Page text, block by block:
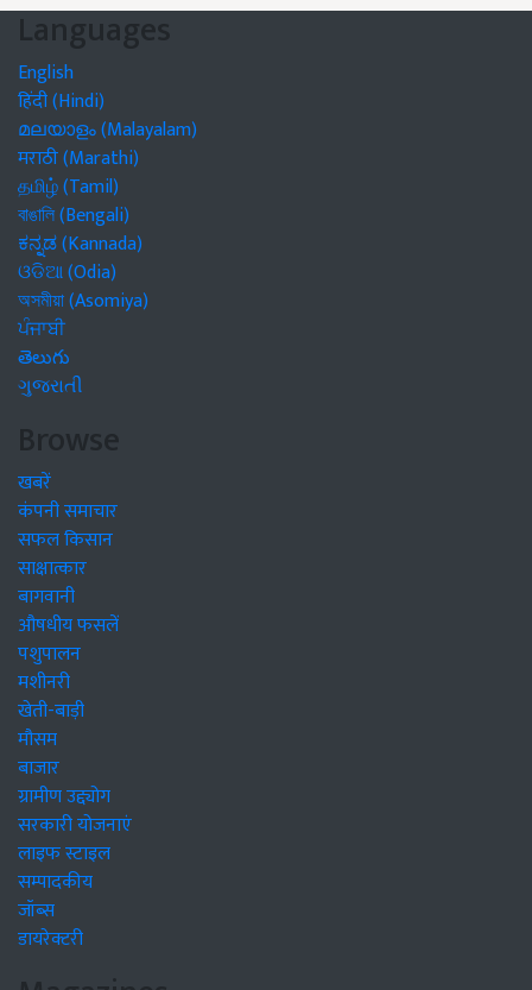
Languages
English
हिंदी (Hindi)
മലയാളം (Malayalam)
मराठी (Marathi)
தமிழ் (Tamil)
বাঙালি (Bengali)
ಕನ್ನಡ (Kannada)
ଓଡିଆ (Odia)
অসমীয়া (Asomiya)
ਪੰਜਾਬੀ
తెలుగు
ગુજરાતી
Browse
खबरें
कंपनी समाचार
सफल किसान
साक्षात्कार
बागवानी
औषधीय फसलें
पशुपालन
मशीनरी
खेती-बाड़ी
मौसम
बाजार
ग्रामीण उद्द्योग
सरकारी योजनाएं
लाइफ स्टाइल
सम्पादकीय
जॉब्स
डायरेक्टरी